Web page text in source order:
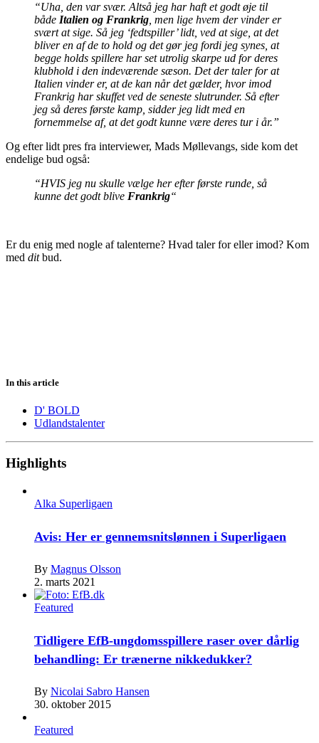
“Uha, den var svær. Altså jeg har haft et godt øje til
både Italien og Frankrig , men lige hvem der vinder er
svært at sige. Så jeg ‘fedtspiller’ lidt, ved at sige, at det
bliver en af de to hold og det gør jeg fordi jeg synes, at
begge holds spillere har set utrolig skarpe ud for deres
klubhold i den indeværende sæson. Det der taler for at
Italien vinder er, at de kan når det gælder, hvor imod
Frankrig har skuffet ved de seneste slutrunder. Så efter
jeg så deres første kamp, sidder jeg lidt med en
fornemmelse af, at det godt kunne være deres tur i år.”
Og efter lidt pres fra interviewer, Mads Møllevangs, side kom det
endelige bud også:
“HVIS jeg nu skulle vælge her efter første runde, så
kunne det godt blive Frankrig“
Er du enig med nogle af talenterne? Hvad taler for eller imod? Kom
med ditbud.
In this article
D' BOLD
Udlandstalenter
Highlights
Alka Superligaen
Avis: Her er gennemsnitslønnen i Superligaen
By Magnus Olsson
2. marts 2021
Featured
Tidligere EfB-ungdomsspillere raser over dårlig
behandling: Er trænerne nikkedukker?
By Nicolai Sabro Hansen
30. oktober 2015
Featured